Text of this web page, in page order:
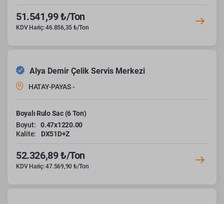
51.541,99 ₺/Ton
KDV Hariç: 46.856,35 ₺/Ton
Alya Demir Çelik Servis Merkezi
HATAY-PAYAS -
Boyalı Rulo Sac (6 Ton)
Boyut:
0.47x1220.00
Kalite:
DX51D+Z
52.326,89 ₺/Ton
KDV Hariç: 47.569,90 ₺/Ton